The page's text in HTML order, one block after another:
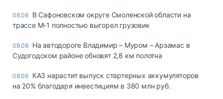
08.08 В Сафоновском округе Смоленской области на
трассе М-1 полностью выгорел грузовик
08.08 На автодороге Владимир – Муром – Арзамас в
Судогодском районе обновят 2,8 км полотна
08.08 КАЗ нарастит выпуск стартерных аккумуляторов
на 20% благодаря инвестициям в 380 млн руб.